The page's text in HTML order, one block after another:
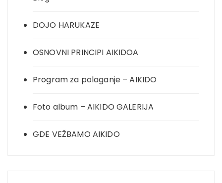
DOJO HARUKAZE
OSNOVNI PRINCIPI AIKIDOA
Program za polaganje – AIKIDO
Foto album – AIKIDO GALERIJA
GDE VEŽBAMO AIKIDO